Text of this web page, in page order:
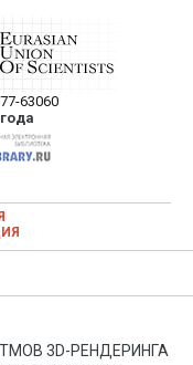
Ученых —
статей в
журнале
63060
научных статей в
журнале
3D-РЕНДЕРИНГА